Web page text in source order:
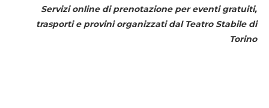
Servizi online di prenotazione per eventi gratuiti,
trasporti e provini organizzati dal Teatro Stabile di
Torino